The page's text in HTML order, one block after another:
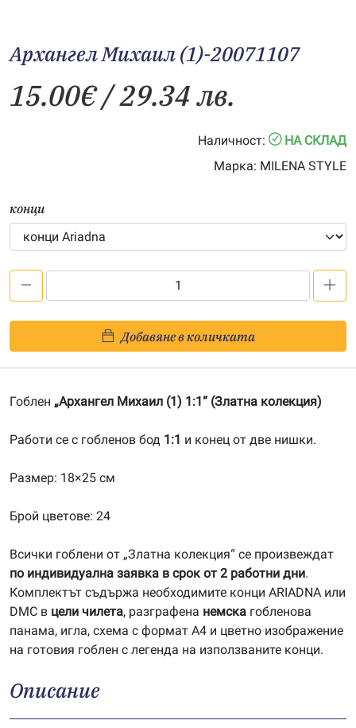
Архангел Михаил (1)-20071107
15.00€/ 29.34 лв.
Наличност:
НА СКЛАД
Марка: MILENA STYLE
конци
Михаил
(1)-20071107
Добавяне в количката
Гоблен „Архангел Михаил (1) 1:1“ (Златна колекция)
Работи се с гобленов бод 1:1 и конец от две нишки.
Размер: 18×25 см
Брой цветове: 24
Всички гоблени от „Златна колекция“ се произвеждат
по индивидуална заявка в срок от 2 работни дни.
Комплектът съдържа необходимите конци ARIADNA или
DMC в цели чилета, разграфена немска гобленова
панама, игла, схема с формат А4 и цветно изображение
на готовия гоблен с легенда на използваните конци.
Описание